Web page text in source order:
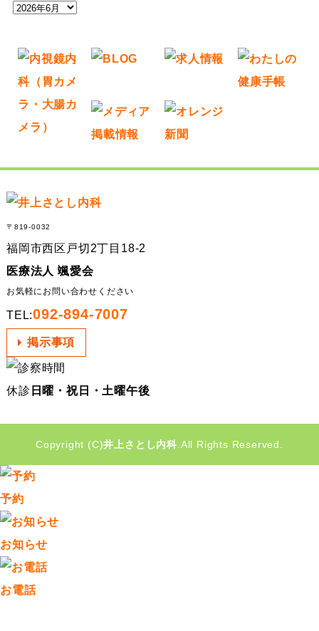
ア
カ
イ
ブ
〒819-0032
福岡市西区戸切2丁目18-2
医療法人 颯愛会
お気軽にお問い合わせください
TEL:092-894-7007
掲示事項
休診 日曜・祝日・土曜午後
Copyright (C)井上さとし内科 .All Rights Reserved.
予約
お知らせ
お電話